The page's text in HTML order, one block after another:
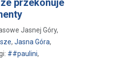
przekonuje
Jasnej Góry,
, Jasna Góra,
##paulini,